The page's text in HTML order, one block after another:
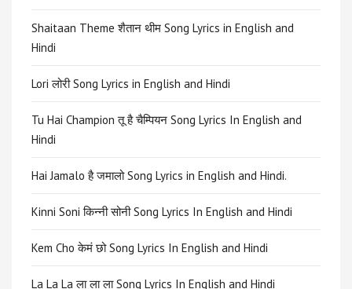
Shaitaan Theme शैतान थीम Song Lyrics in English and
Hindi
Lori लोरी Song Lyrics in English and Hindi
Tu Hai Champion तू है चैम्पियन Song Lyrics In English and
Hindi
Hai Jamalo है जमालो Song Lyrics in English and Hindi.
Kinni Soni किन्नी सोनी Song Lyrics In English and Hindi
Kem Cho केमं छो Song Lyrics In English and Hindi
La La La ला ला ला Song Lyrics In English and Hindi